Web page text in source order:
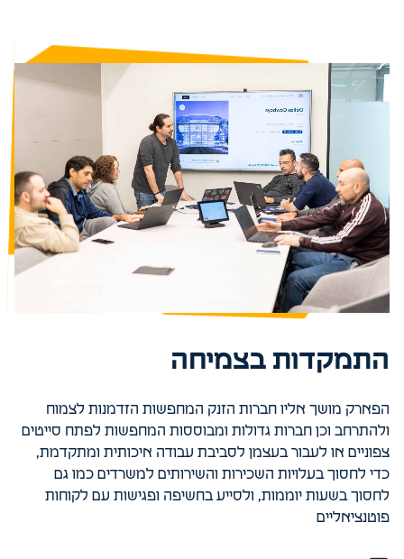
התמקדות בצמיחה
הפארק מושך אליו חברות הזנק המחפשות הזדמנות לצמוח
ולהתרחב וכן חברות גדולות ומבוססות המחפשות לפתח סייטים
צפוניים או לעבור בעצמן לסביבת עבודה איכותית ומתקדמת,
כדי לחסוך בעלויות השכירות והשירותים למשרדים כמו גם
לחסוך בשעות יוממות, ולסייע בחשיפה ופגישות עם לקוחות
פוטנציאליים